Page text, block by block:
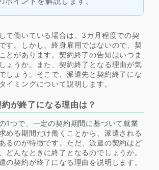
て働いている場合は、3カ月程度での契
す。しかし、終身雇用ではないので、契
とがあります。契約終了の告知はいつま
ょうか。また、契約終了となる理由が気
しょう。そこで、派遣先と契約終了にな
イミングについて説明します。
が終了になる理由は？
1つで、一定の契約期間に基づいて就業
める期間だけ働くことから、派遣される
るのが特徴です。ただ、派遣の契約はど
どんなときに終了となるのでしょうか。
の契約が終了になる理由を説明します。